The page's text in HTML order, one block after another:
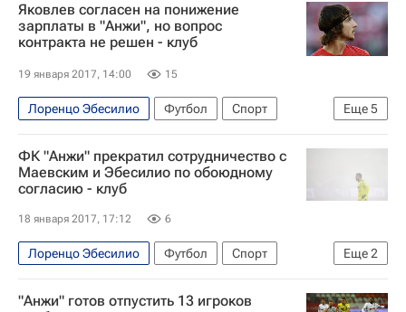
Яковлев согласен на понижение
зарплаты в "Анжи", но вопрос
контракта не решен - клуб
19 января 2017, 14:00 15
Еще5
Лоренцо Эбесилио Футбол
Спорт
РПЛ 2026-2027 (Чемпионат России по футболу)
Анжи
Иван Маевский
Али Гаджибеков
Павел Яковлев
ФК "Анжи" прекратил сотрудничество с
Маевским и Эбесилио по обоюдному
согласию - клуб
18 января 2017, 17:12 6
Еще2
Лоренцо Эбесилио Футбол
Спорт
Анжи
Иван Маевский
"Анжи" готов отпустить 13 игроков